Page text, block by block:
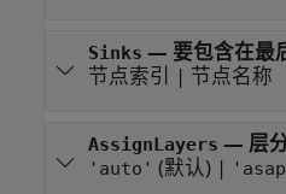
Sinks — 要包含在最
节点索引 | 节点名称
AssignLayers — 层
'auto' (默认) |